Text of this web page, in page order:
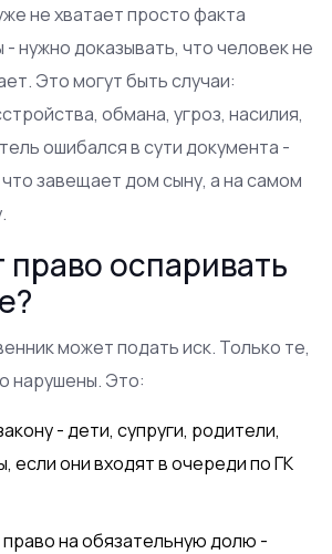
не хватает просто факта
нужно доказывать, что человек не
Это могут быть случаи:
обмана, угроз, насилия,
ошибался в сути документа -
завещает дом сыну, а на самом
право оспаривать
может подать иск. Только те,
нарушены. Это:
- дети, супруги, родители,
если они входят в очереди по ГК
на обязательную долю -